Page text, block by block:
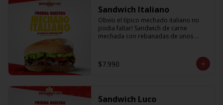
Sandwich Italiano
Obvio el típico mechado italiano no
podia faltar! Sandwich de carne
mechada con rebanadas de unos
que probaras y para darle el toque
una sutil salsa king 👑
$7.990
Sandwich Luco